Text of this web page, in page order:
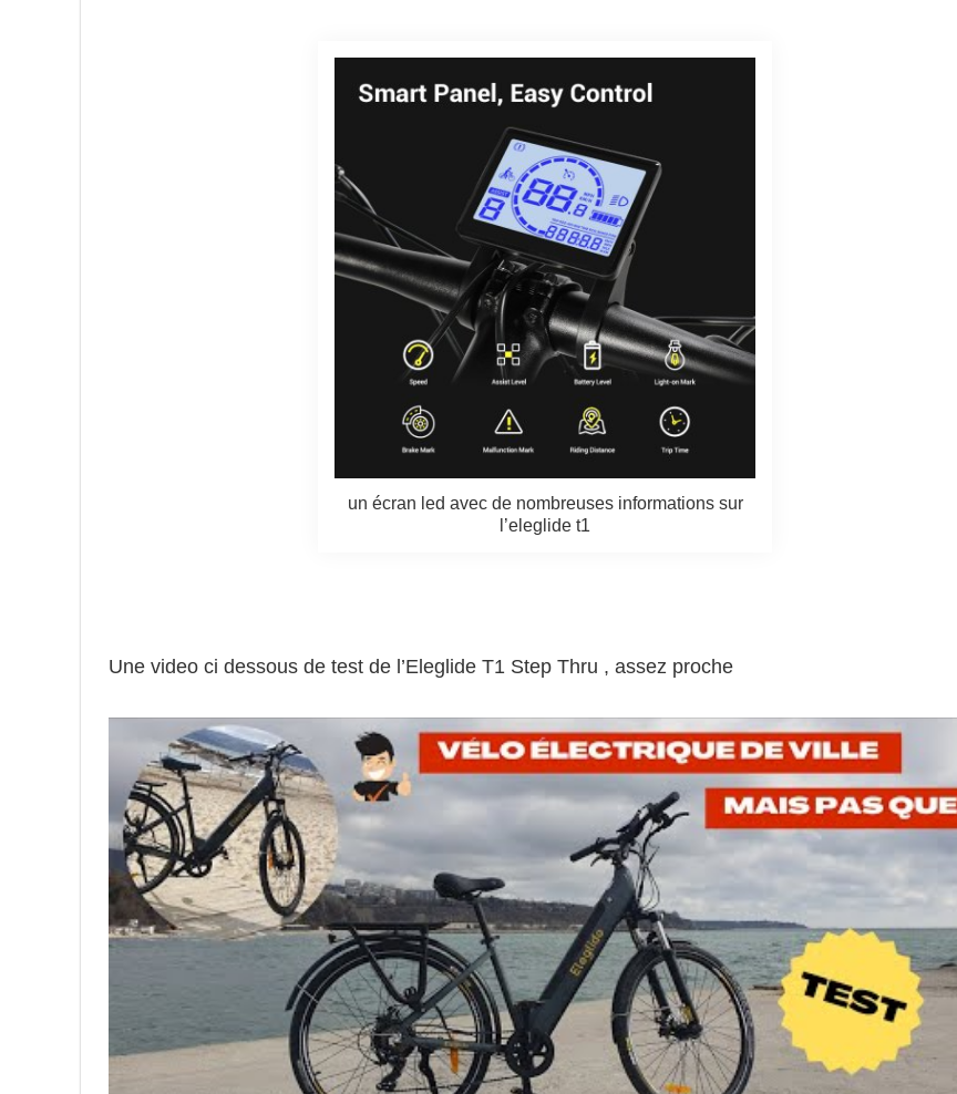
un écran led avec de nombreuses informations sur
l’eleglide t1
Une video ci dessous de test de l’Eleglide T1 Step Thru , assez proche